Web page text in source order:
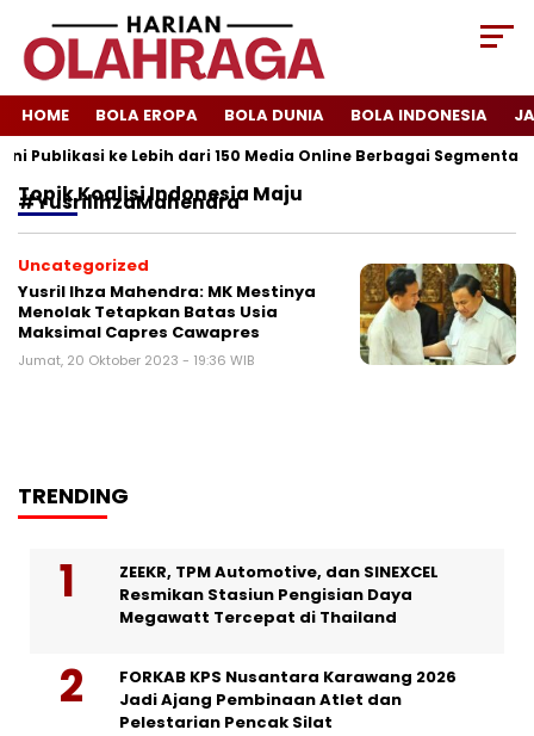
HOME BOLA EROPA BOLA DUNIA BOLA INDONESIA
Publikasi ke Lebih dari 150 Media Online Berbagai Segmentasi
TopikKoalisi Indonesia Maju
#YusrilIhzaMahendra
Uncategorized
Yusril Ihza Mahendra: MK Mestinya
Menolak Tetapkan Batas Usia
Maksimal Capres Cawapres
Jumat, 20 Oktober 2023 - 19:36 WIB
TRENDING
ZEEKR, TPM Automotive, dan SINEXCEL
Resmikan Stasiun Pengisian Daya
Megawatt Tercepat di Thailand
FORKAB KPS Nusantara Karawang 2026
Jadi Ajang Pembinaan Atlet dan
Pelestarian Pencak Silat